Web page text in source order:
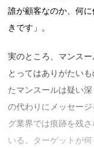
誰が顧客なのか、何
きです」。
実のところ、マンス
とってはありがたい
たマンスールは疑い
の代わりにメッセー
グ業界では痕跡を残
いる。ターゲットが